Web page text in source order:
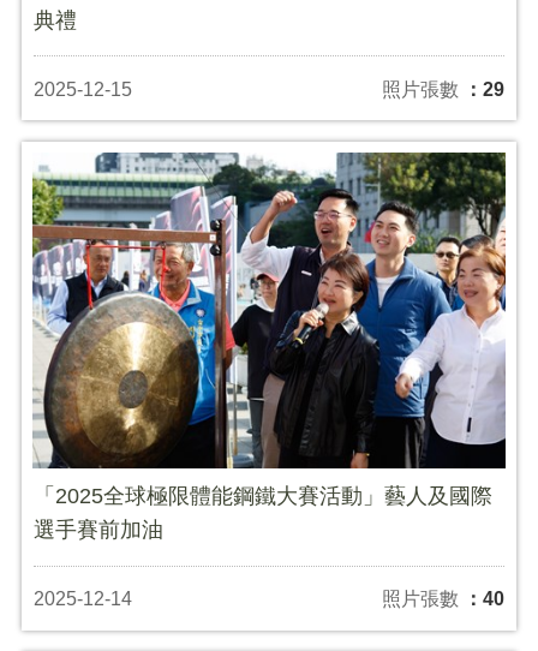
典禮
2025-12-15 照片張數 ：29
「2025全球極限體能鋼鐵大賽活動」藝人及國際
選手賽前加油
2025-12-14 照片張數 ：40